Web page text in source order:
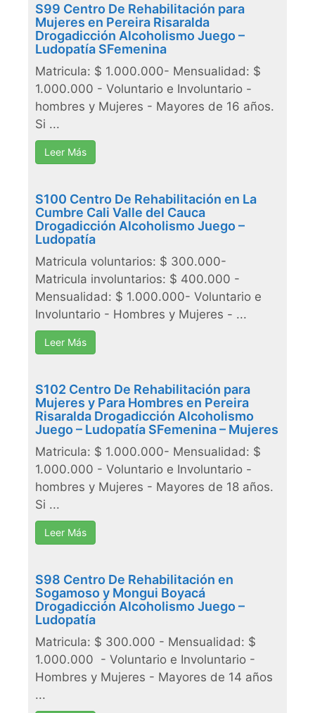
S99 Centro De Rehabilitación para
Mujeres en Pereira Risaralda
Drogadicción Alcoholismo Juego –
Ludopatía SFemenina
Matricula: $ 1.000.000- Mensualidad: $
1.000.000 - Voluntario e Involuntario -
hombres y Mujeres - Mayores de 16 años.
Si ...
Leer Más
S100 Centro De Rehabilitación en La
Cumbre Cali Valle del Cauca
Drogadicción Alcoholismo Juego –
Ludopatía
Matricula voluntarios: $ 300.000-
Matricula involuntarios: $ 400.000 -
Mensualidad: $ 1.000.000- Voluntario e
Involuntario - Hombres y Mujeres - ...
Leer Más
S102 Centro De Rehabilitación para
Mujeres y Para Hombres en Pereira
Risaralda Drogadicción Alcoholismo
Juego – Ludopatía SFemenina – Mujeres
Matricula: $ 1.000.000- Mensualidad: $
1.000.000 - Voluntario e Involuntario -
hombres y Mujeres - Mayores de 18 años.
Si ...
Leer Más
S98 Centro De Rehabilitación en
Sogamoso y Mongui Boyacá
Drogadicción Alcoholismo Juego –
Ludopatía
Matricula: $ 300.000 - Mensualidad: $
1.000.000 - Voluntario e Involuntario -
Hombres y Mujeres - Mayores de 14 años
...